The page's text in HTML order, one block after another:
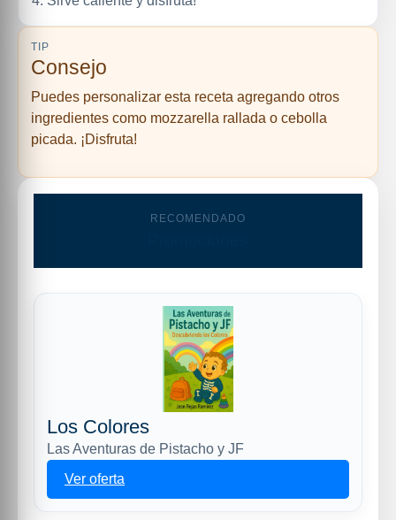
TIP
Consejo
Puedes personalizar esta receta agregando otros
ingredientes como mozzarella rallada o cebolla
picada. ¡Disfruta!
RECOMENDADO
Los Colores
Las Aventuras de Pistacho y JF
Ver oferta